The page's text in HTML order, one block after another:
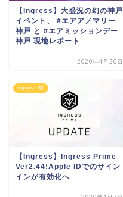
【Ingress】大盛況の幻の神戸
イベント、 #エアアノマリー
神戸 と #エアミッションデー
神戸 現地レポート
2020年4月20日
Ingress 一般
【Ingress】Ingress Prime
Ver2.44!Apple IDでのサイン
インが有効化へ